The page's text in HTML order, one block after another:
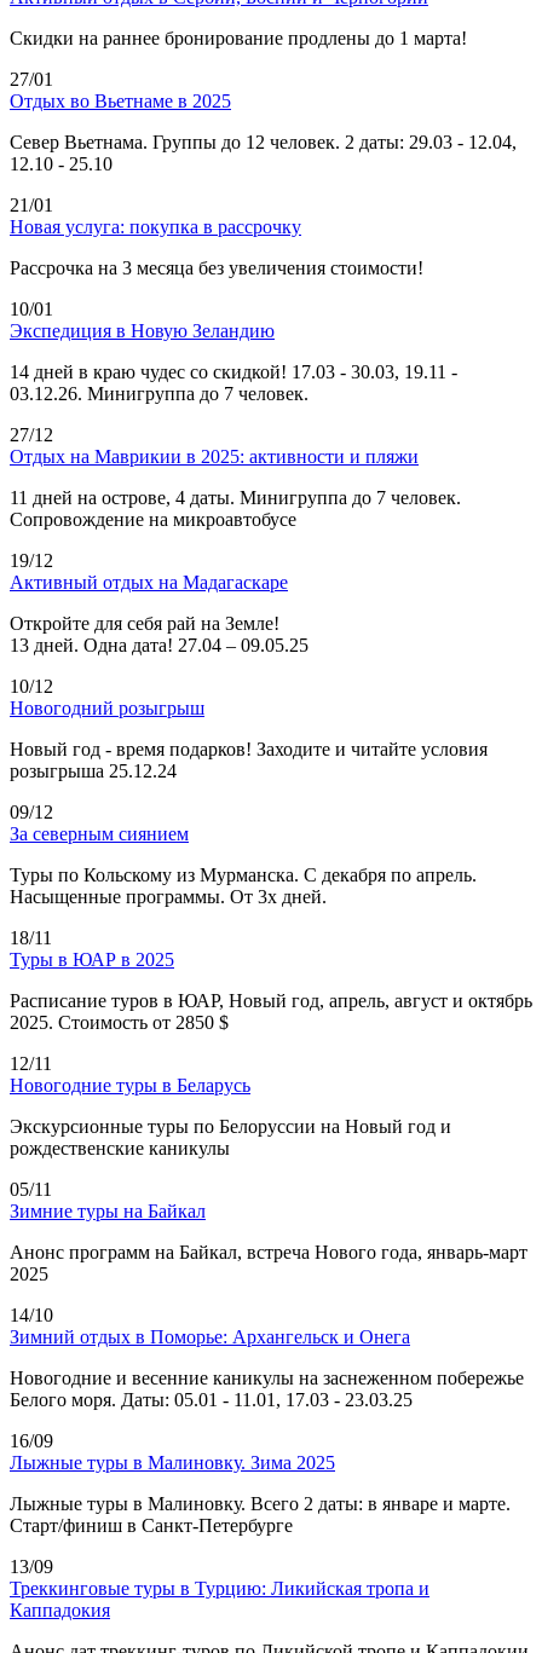
Скидки на раннее бронирование продлены до 1 марта!
27/01
Отдых во Вьетнаме в 2025
Север Вьетнама. Группы до 12 человек. 2 даты: 29.03 - 12.04,
12.10 - 25.10
21/01
Новая услуга: покупка в рассрочку
Рассрочка на 3 месяца без увеличения стоимости!
10/01
Экспедиция в Новую Зеландию
14 дней в краю чудес со скидкой! 17.03 - 30.03, 19.11 -
03.12.26. Минигруппа до 7 человек.
27/12
Отдых на Маврикии в 2025: активности и пляжи
11 дней на острове, 4 даты. Минигруппа до 7 человек.
Сопровождение на микроавтобусе
19/12
Активный отдых на Мадагаскаре
Откройте для себя рай на Земле!
13 дней. Одна дата! 27.04 – 09.05.25
10/12
Новогодний розыгрыш
Новый год - время подарков! Заходите и читайте условия
розыгрыша 25.12.24
09/12
За северным сиянием
Туры по Кольскому из Мурманска. С декабря по апрель.
Насыщенные программы. От 3х дней.
18/11
Туры в ЮАР в 2025
Расписание туров в ЮАР, Новый год, апрель, август и октябрь
2025. Стоимость от 2850 $
12/11
Новогодние туры в Беларусь
Экскурсионные туры по Белоруссии на Новый год и
рождественские каникулы
05/11
Зимние туры на Байкал
Анонс программ на Байкал, встреча Нового года, январь-март
2025
14/10
Зимний отдых в Поморье: Архангельск и Онега
Новогодние и весенние каникулы на заснеженном побережье
Белого моря. Даты: 05.01 - 11.01, 17.03 - 23.03.25
16/09
Лыжные туры в Малиновку. Зима 2025
Лыжные туры в Малиновку. Всего 2 даты: в январе и марте.
Старт/финиш в Санкт-Петербурге
13/09
Треккинговые туры в Турцию: Ликийская тропа и
Каппадокия